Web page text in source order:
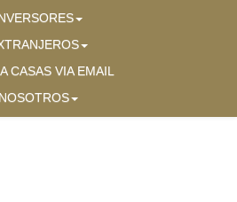
INVERSORES
CASAS VIA EMAIL
NOSOTROS